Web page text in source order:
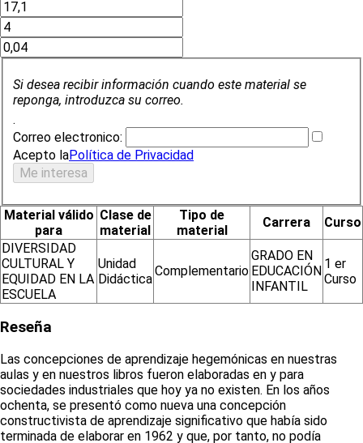
Si desea recibir información cuando este material se
reponga, introduzca su correo.
.
Correo electronico:
Acepto laPolítica de Privacidad
Material válido
para
Clase de
material
Tipo de
material
Carrera
Curso
DIVERSIDAD
CULTURAL Y
EQUIDAD EN LA
ESCUELA
Unidad
Didáctica
Complementario
GRADO EN
EDUCACIÓN
INFANTIL
1 er
Curso
Reseña
Las concepciones de aprendizaje hegemónicas en nuestras
aulas y en nuestros libros fueron elaboradas en y para
sociedades industriales que hoy ya no existen. En los años
ochenta, se presentó como nueva una concepción
constructivista de aprendizaje significativo que había sido
terminada de elaborar en 1962 y que, por tanto, no podía